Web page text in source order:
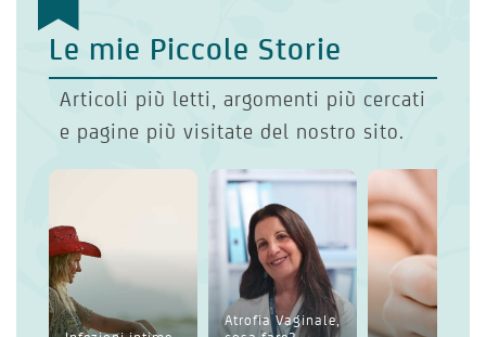
Le mie Piccole Storie
Articoli più letti, argomenti più cercati
e pagine più visitate del nostro sito.
Atrofia Vaginale,